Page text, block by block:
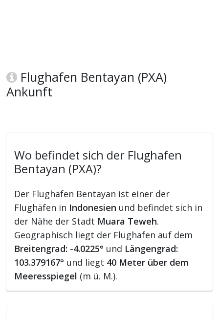
Flughafen Bentayan (PXA)
Ankunft
Wo befindet sich der Flughafen
Bentayan (PXA)?
Der Flughafen Bentayan ist einer der
Flughäfen in Indonesien und befindet sich in
der Nähe der Stadt Muara Teweh.
Geographisch liegt der Flughafen auf dem
Breitengrad: -4.0225° und Längengrad:
103.379167° und liegt 40 Meter über dem
Meeresspiegel (m ü. M.).